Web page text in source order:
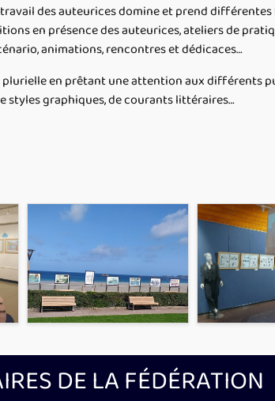
des auteurices domine et prend
en présence des auteurices, ateliers de
animations, rencontres et dédicaces…
en prêtant une attention aux différents
styles graphiques, de courants littéraires…
DE LA FÉDÉRATION